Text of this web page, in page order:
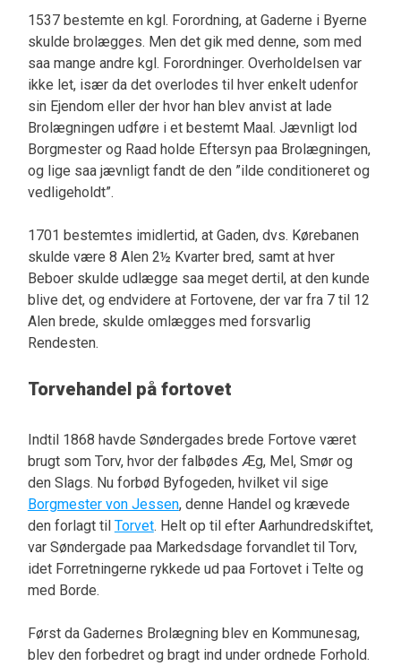
1537 bestemte en kgl. Forordning, at Gaderne i Byerne
skulde brolægges. Men det gik med denne, som med
saa mange andre kgl. Forordninger. Overholdelsen var
ikke let, især da det overlodes til hver enkelt udenfor
sin Ejendom eller der hvor han blev anvist at lade
Brolægningen udføre i et bestemt Maal. Jævnligt lod
Borgmester og Raad holde Eftersyn paa Brolægningen,
og lige saa jævnligt fandt de den ”ilde conditioneret og
vedligeholdt”.
1701 bestemtes imidlertid, at Gaden, dvs. Kørebanen
skulde være 8 Alen 2½ Kvarter bred, samt at hver
Beboer skulde udlægge saa meget dertil, at den kunde
blive det, og endvidere at Fortovene, der var fra 7 til 12
Alen brede, skulde omlægges med forsvarlig
Rendesten.
Torvehandel på fortovet
Indtil 1868 havde Søndergades brede Fortove været
brugt som Torv, hvor der falbødes Æg, Mel, Smør og
den Slags. Nu forbød Byfogeden, hvilket vil sige
Borgmester von Jessen, denne Handel og krævede
den forlagt til Torvet. Helt op til efter Aarhundredskiftet,
var Søndergade paa Markedsdage forvandlet til Torv,
idet Forretningerne rykkede ud paa Fortovet i Telte og
med Borde.
Først da Gadernes Brolægning blev en Kommunesag,
blev den forbedret og bragt ind under ordnede Forhold.